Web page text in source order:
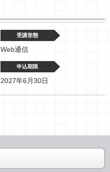
受講形態
Web通信
申込期限
2027年6月30日